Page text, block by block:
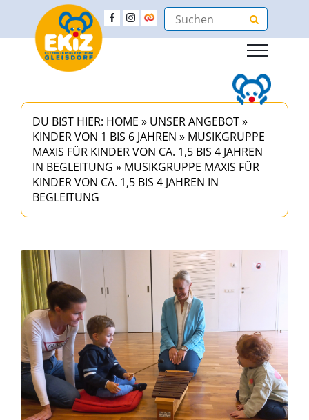
DU BIST HIER: HOME » UNSER ANGEBOT»
KINDER VON 1 BIS 6 JAHREN » MUSIKGRUPPE
MAXIS FÜR KINDER VON CA. 1,5 BIS 4 JAHREN
IN BEGLEITUNG » MUSIKGRUPPE MAXIS FÜR
KINDER VON CA. 1,5 BIS 4 JAHREN IN
BEGLEITUNG